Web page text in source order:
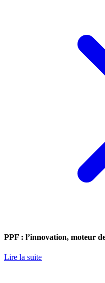
PPF : l’innovation, moteur
Lire la suite